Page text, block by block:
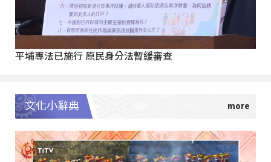
平埔專法已施行 原民身分法暫緩審查
文化小辭典